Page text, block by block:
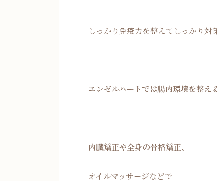
しっかり免疫力を整えてしっかり対
エンゼルハートでは腸内環境を整え
内臓矯正や全身の骨格矯正、
オイルマッサージなどで